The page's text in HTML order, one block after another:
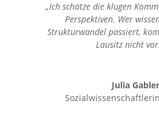
„Ich schätze die klugen
Perspektiven. Wer
Strukturwandel passiert,
Lausitz nicht
Julia Gabler